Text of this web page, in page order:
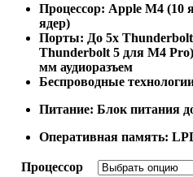
84800 ₽
188800 ₽
Процессор: Apple M4 (10
ядер)
Порты: До 5x
Thunderbolt 5 для M4
мм аудиоразъем
Беспроводные
Питание: Блок питания
Оперативная память:
Процессор